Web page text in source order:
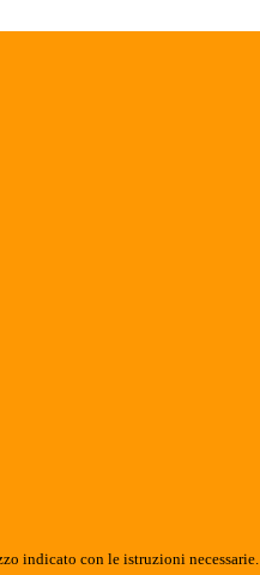
indicato con le istruzioni necessarie.